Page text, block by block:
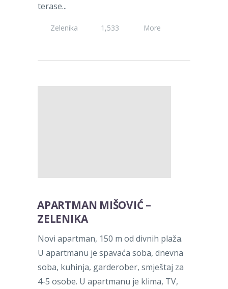
terase...
Zelenika 1,533 More
APARTMAN MIŠOVIĆ –
ZELENIKA
Novi apartman, 150 m od divnih plaža.
U apartmanu je spavaća soba, dnevna
soba, kuhinja, garderober, smještaj za
4-5 osobe. U apartmanu je klima, TV,